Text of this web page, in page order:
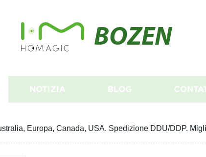
BOZEN
NOTIZIA BLOG
Europa, Canada, USA. Spedizione DDU/DDP.